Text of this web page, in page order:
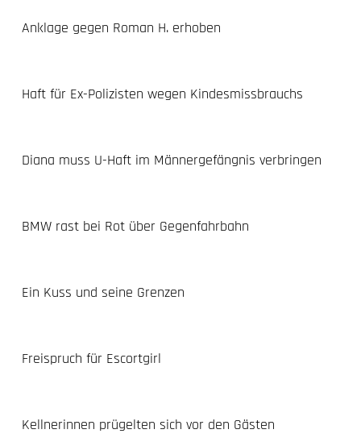
Anklage gegen Roman H. erhoben
Haft für Ex-Polizisten wegen Kindesmissbrauchs
Diana muss U-Haft im Männergefängnis verbringen
BMW rast bei Rot über Gegenfahrbahn
Ein Kuss und seine Grenzen
Freispruch für Escortgirl
Kellnerinnen prügelten sich vor den Gästen